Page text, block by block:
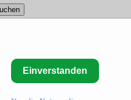
Einverstanden